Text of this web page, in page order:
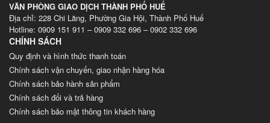
VĂN PHÒNG GIAO DỊCH THÀNH PHỐ HUẾ
Địa chỉ: 228 Chi Lăng, Phường Gia Hội, Thành Phố Huế
Hotline: 0909 151 911 – 0909 332 696 – 0902 332 696
CHÍNH SÁCH
Quy định và hình thức thanh toán
Chính sách vận chuyển, giao nhận hàng hóa
Chính sách bảo hành sản phẩm
Chính sách đổi và trả hàng
Chính sách bảo mật thông tin khách hàng